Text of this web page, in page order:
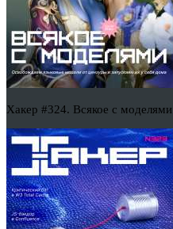
Хакер #324. Всякое с моделями